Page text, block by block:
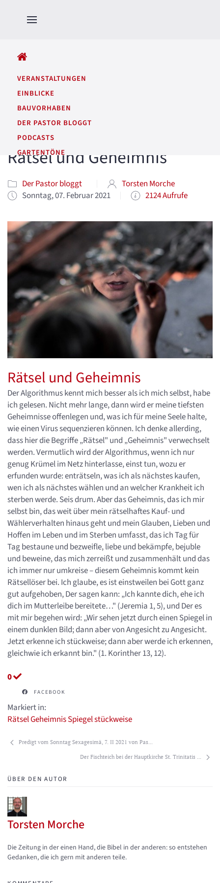
VERANSTALTUNGEN
EINBLICKE
BAUVORHABEN
DER PASTOR BLOGGT
PODCASTS
GARTENTÖNE
Rätsel und Geheimnis
Der Pastor bloggt
Torsten Morche
Sonntag, 07. Februar 2021
2124 Aufrufe
Rätsel und Geheimnis
Der Algorithmus kennt mich besser als ich mich selbst, habe
ich gelesen. Nicht mehr lange, dann wird er meine tiefsten
Geheimnisse offenlegen und, was ich für meine Seele halte,
wie einen Virus sequenzieren können. Ich denke allerding,
dass hier die Begriffe „Rätsel" und „Geheimnis" verwechselt
werden. Vermutlich wird der Algorithmus, wenn ich nur
genug Krümel im Netz hinterlasse, einst tun, wozu er
erfunden wurde: enträtseln, was ich als nächstes kaufen,
wen ich als nächstes wählen und an welcher Krankheit ich
sterben werde. Seis drum. Aber das Geheimnis, das ich mir
selbst bin, das weit über mein rätselhaftes Kauf- und
Wählerverhalten hinaus geht und mein Glauben, Lieben und
Hoffen im Leben und im Sterben umfasst, das ich Tag für
Tag bestaune und bezweifle, liebe und bekämpfe, bejuble
und beweine, das mich zerreißt und zusammenhält und das
ich immer nur umkreise – diesem Geheimnis kommt kein
Rätsellöser bei. Ich glaube, es ist einstweilen bei Gott ganz
gut aufgehoben, Der sagen kann: „Ich kannte dich, ehe ich
dich im Mutterleibe bereitete…" (Jeremia 1, 5), und Der es
mit mir begehen wird: „Wir sehen jetzt durch einen Spiegel in
einem dunklen Bild; dann aber von Angesicht zu Angesicht.
Jetzt erkenne ich stückweise; dann aber werde ich erkennen,
gleichwie ich erkannt bin." (1. Korinther 13, 12).
0
FACEBOOK
Markiert in:
RätselGeheimnisSpiegelstückweise
Predigt vom Sonntag Sexagesimä, 7. II 2021 von Pas...
Der Fischteich bei der Hauptkirche St. Trinitatis ...
ÜBER DEN AUTOR
Torsten Morche
Updates abonnieren
Abo von Updates dieses Autors beenden
Die Zeitung in der einen Hand, die Bibel in der anderen: so entstehen
Gedanken, die ich gern mit anderen teile.